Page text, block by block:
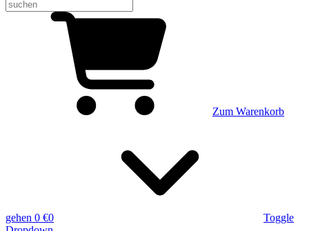
Zum Warenkorb
gehen 0 €0
Toggle